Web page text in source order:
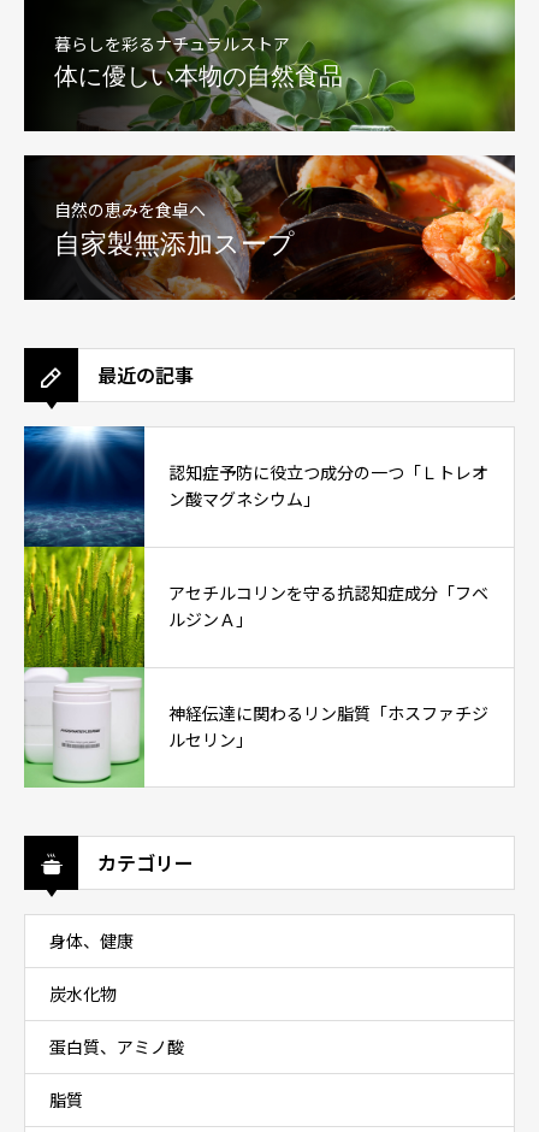
暮らしを彩るナチュラルストア
体に優しい本物の自然食品
自然の恵みを食卓へ
自家製無添加スープ
最近の記事
認知症予防に役立つ成分の一つ「Ｌトレオ
ン酸マグネシウム」
アセチルコリンを守る抗認知症成分「フベ
ルジンＡ」
神経伝達に関わるリン脂質「ホスファチジ
ルセリン」
カテゴリー
身体、健康
炭水化物
蛋白質、アミノ酸
脂質